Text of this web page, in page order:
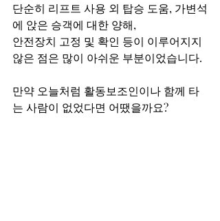
단순히 리프트 사용 외 탑승 도움, 가변석
에 앉은 승객에 대한 양해,
안전장치 고정 및 확인 등이 이루어지지
않은 점은 많이 아쉬운 부분이었습니다.
만약 오늘처럼 활동보조인이나 함께 타
는 사람이 없었다면 어땠을까요?